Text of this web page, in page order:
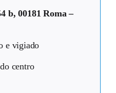
b, 00181 Roma –
e vigiado
centro